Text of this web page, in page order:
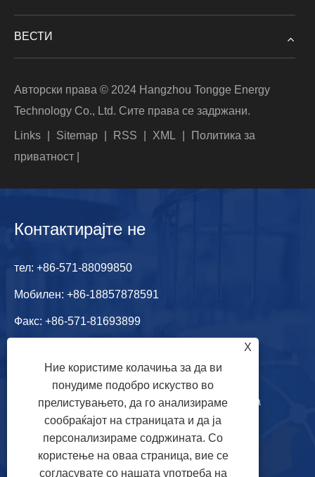
ВЕСТИ
Авторски права © 2024 Hangzhou Tongge Energy
Technology Co., Ltd. Сите права се задржани.
Links Sitemap RSS XML
Политика за
приватност
Контактирајте не
тел: +86-571-88099850
Мобилен: +86-18857878591
Факс: +86-571-81693899
Адреса: Шаншуијуан, вила Кингшуиван, улица
Жонгтаи, округ Јуханг, град Хангжу, провинција
Жеџијанг, Кина
X
Ние користиме колачиња за да ви
понудиме подобро искуство во
прелистувањето, да го анализираме
сообраќајот на страницата и да ја
персонализираме содржината. Со
користење на оваа страница, вие се
согласувате со нашата употреба на